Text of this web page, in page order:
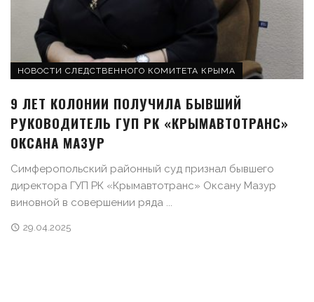
НОВОСТИ СЛЕДСТВЕННОГО КОМИТЕТА КРЫМА
9 ЛЕТ КОЛОНИИ ПОЛУЧИЛА БЫВШИЙ
РУКОВОДИТЕЛЬ ГУП РК «КРЫМАВТОТРАНС»
ОКСАНА МАЗУР
Симферопольский районный суд признал бывшего
директора ГУП РК «Крымавтотранс» Оксану Мазур
виновной в совершении ряда ...
29.04.2025